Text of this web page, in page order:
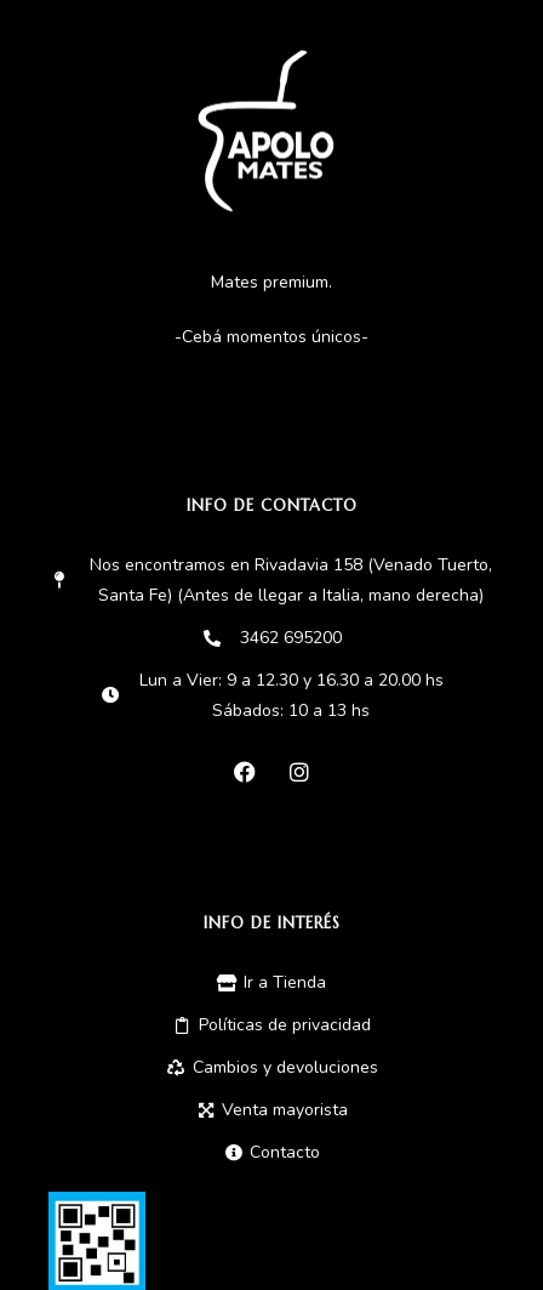
Mates premium.
-Cebá momentos únicos-
INFO DE CONTACTO
Nos encontramos en Rivadavia 158 (Venado Tuerto,
Santa Fe) (Antes de llegar a Italia, mano derecha)
3462 695200
Lun a Vier: 9 a 12.30 y 16.30 a 20.00 hs
Sábados: 10 a 13 hs
INFO DE INTERÉS
Ir a Tienda
Políticas de privacidad
Cambios y devoluciones
Venta mayorista
Contacto